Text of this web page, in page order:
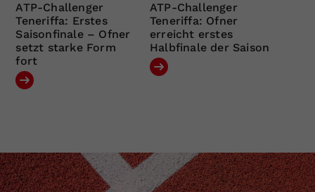
ATP-Challenger
Teneriffa: Erstes
Saisonfinale – Ofner
setzt starke Form
fort
ATP-Challenger
Teneriffa: Ofner
erreicht erstes
Halbfinale der Saison